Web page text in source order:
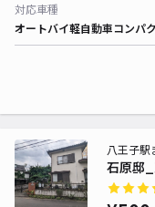
対応車種
オートバイ軽自動車コンパ
石原邸
八王子駅